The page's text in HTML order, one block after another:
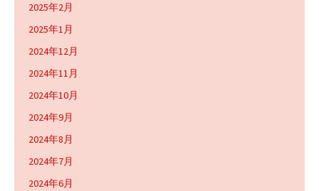
2025年2月
2025年1月
2024年12月
2024年11月
2024年10月
2024年9月
2024年8月
2024年7月
2024年6月